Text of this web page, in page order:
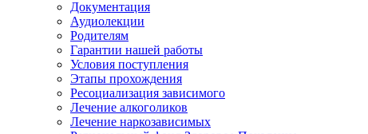
Документация
Аудиолекции
Родителям
Гарантии нашей работы
Условия поступления
Этапы прохождения
Ресоциализация зависимого
Лечение алкоголиков
Лечение наркозависимых